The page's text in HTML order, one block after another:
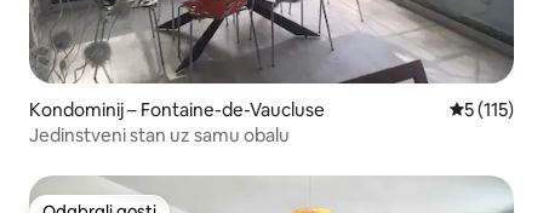
Kondominij – Fontaine-de-Vaucluse Prosječna
5 (115)
Jedinstveni stan uz samu obalu